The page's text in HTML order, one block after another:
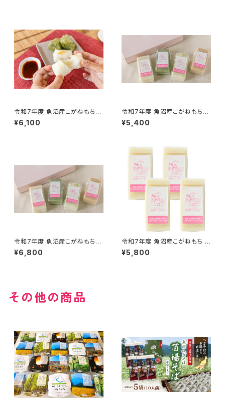
令和7年度 魚沼産こがねもち
『杵つき餅 2種5パック入り』 白
餅×3パック、草餅×2パック（1パ
¥6,100
令和7年度 魚沼産こがねもち
『杵つき餅 4種4パック入り』（1パ
ック９枚入り）
¥5,400
令和7年度 魚沼産こがねもちプ
レミアム『杵つき餅 4種4パック
入り』（1パック９枚入り）
¥6,800
令和7年度 魚沼産こがねもち プ
レミアム『杵つき餅 白餅 4パック
入り』（1パック９枚入り）
¥5,800
その他の商品